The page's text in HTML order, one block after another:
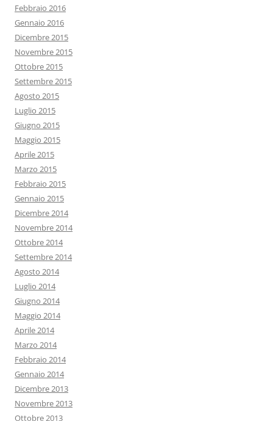
Febbraio 2016
Gennaio 2016
Dicembre 2015
Novembre 2015
Ottobre 2015
Settembre 2015
Agosto 2015
Luglio 2015
Giugno 2015
Maggio 2015
Aprile 2015
Marzo 2015
Febbraio 2015
Gennaio 2015
Dicembre 2014
Novembre 2014
Ottobre 2014
Settembre 2014
Agosto 2014
Luglio 2014
Giugno 2014
Maggio 2014
Aprile 2014
Marzo 2014
Febbraio 2014
Gennaio 2014
Dicembre 2013
Novembre 2013
Ottobre 2013